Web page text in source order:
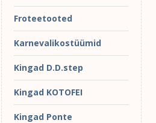
Froteetooted
Karnevalikostüümid
Kingad D.D.step
Kingad KOTOFEI
Kingad Ponte